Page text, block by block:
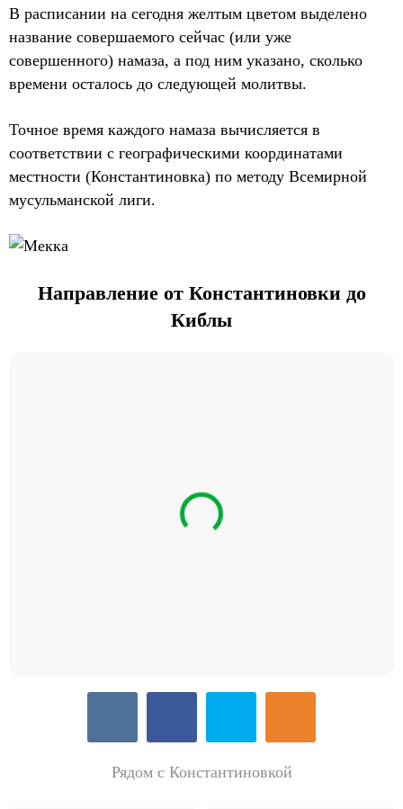
В расписании на сегодня желтым цветом выделено
название совершаемого сейчас (или уже
совершенного) намаза, а под ним указано, сколько
времени осталось до следующей молитвы.
Точное время каждого намаза вычисляется в
соответствии с географическими координатами
местности (Константиновка) по методу Всемирной
мусульманской лиги.
Направление от Константиновки до
Киблы
Рядом с Константиновкой